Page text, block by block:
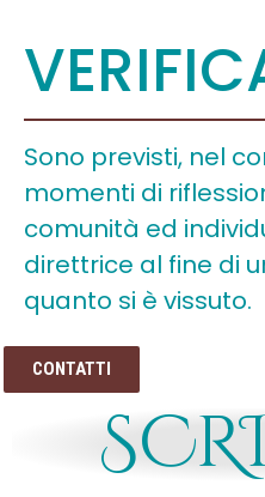
Sono previsti, nel
momenti di
comunità ed
direttrice al fine di
quanto si è vissuto.
CONTATTI